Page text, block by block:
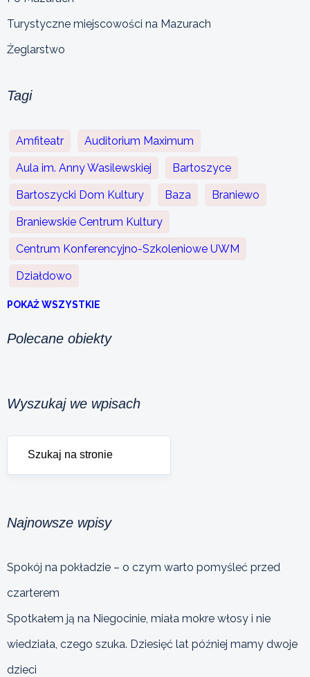
Turystyczne miejscowości na Mazurach
Żeglarstwo
Tagi
Amfiteatr Auditorium Maximum
Aula im. Anny Wasilewskiej Bartoszyce
Bartoszycki Dom Kultury Baza Braniewo
Braniewskie Centrum Kultury
Centrum Konferencyjno-Szkoleniowe UWM
Działdowo
POKAŻ WSZYSTKIE
Polecane obiekty
Wyszukaj we wpisach
Najnowsze wpisy
Spokój na pokładzie – o czym warto pomyśleć przed
czarterem
Spotkałem ją na Niegocinie, miała mokre włosy i nie
wiedziała, czego szuka. Dziesięć lat później mamy dwoje
dzieci